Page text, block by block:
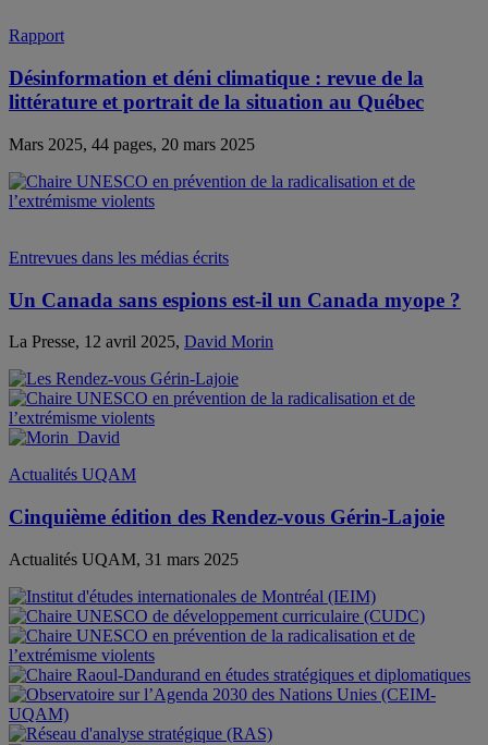
Rapport
Désinformation et déni climatique : revue de la
littérature et portrait de la situation au Québec
Mars 2025, 44 pages, 20 mars 2025
Entrevues dans les médias écrits
Un Canada sans espions est-il un Canada myope ?
La Presse, 12 avril 2025, David Morin
Actualités UQAM
Cinquième édition des Rendez-vous Gérin-Lajoie
Actualités UQAM, 31 mars 2025